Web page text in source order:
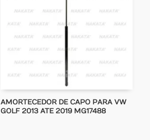
AMORTECEDOR DE CAPO PARA VW
GOLF 2013 ATE 2019 MG17488